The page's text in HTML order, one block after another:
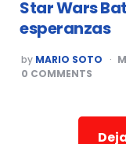
Star Wars
esperanzas
POSTED
BY
by MARIO SOTO
0 COMMENTS